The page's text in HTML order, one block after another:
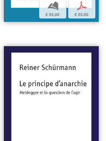
b
€ 55,00
p
€ 55,00